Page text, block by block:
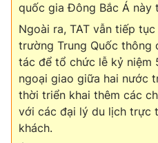
quốc gia Đông Bắc Á này
Ngoài ra, TAT vẫn tiếp
trường Trung Quốc thông
tác để tổ chức lễ kỷ niệm
ngoại giao giữa hai nước
thời triển khai thêm các
với các đại lý du lịch trực
khách.